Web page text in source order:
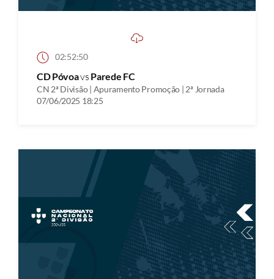
02:52:50
CD Póvoavs Parede FC
CN 2ª Divisão | Apuramento Promoção | 2ª Jornada
07/06/2025 18:25